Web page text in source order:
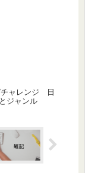
ャレンジ 日
ジャンル